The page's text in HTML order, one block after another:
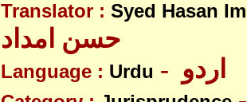
Translator : Syed Hasan
Language : Urdu